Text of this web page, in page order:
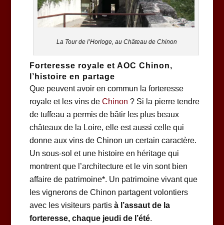
La Tour de l’Horloge, au Château de Chinon
Forteresse royale et AOC Chinon,
l’histoire en partage
Que peuvent avoir en commun la forteresse
royale et les vins de Chinon ? Si la pierre tendre
de tuffeau a permis de bâtir les plus beaux
châteaux de la Loire, elle est aussi celle qui
donne aux vins de Chinon un certain caractère.
Un sous-sol et une histoire en héritage qui
montrent que l’architecture et le vin sont bien
affaire de patrimoine*. Un patrimoine vivant que
les vignerons de Chinon partagent volontiers
avec les visiteurs partis à l’assaut de la
forteresse, chaque jeudi de l’été.